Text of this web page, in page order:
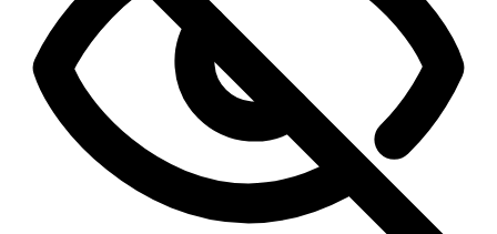
완벽해요! 진행 상황을 실시간으로 확인할 수 있나요?
정말 감사합니다, 최고예요 🧡